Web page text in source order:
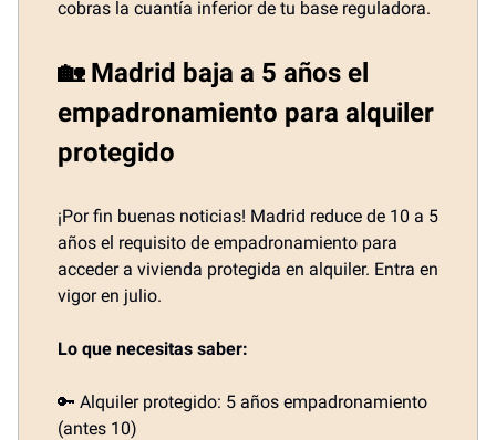
cobras la cuantía inferior de tu base reguladora.
🏡 Madrid baja a 5 años el
empadronamiento para alquiler
protegido
¡Por fin buenas noticias! Madrid reduce de 10 a 5
años el requisito de empadronamiento para
acceder a vivienda protegida en alquiler. Entra en
vigor en julio.
Lo que necesitas saber:
🔑 Alquiler protegido: 5 años empadronamiento
(antes 10)